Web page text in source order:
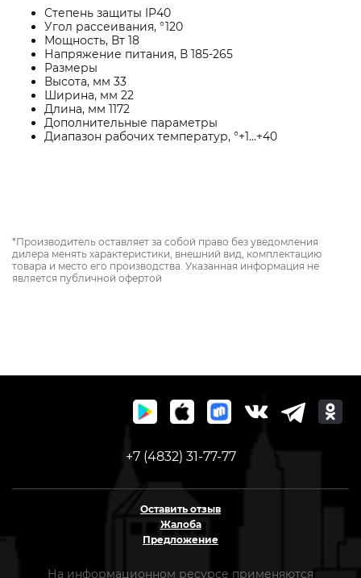
Степень защиты IP40
Угол рассеивания, °120
Мощность, Вт 18
Напряжение питания, В 185-265
Размеры
Высота, мм 33
Ширина, мм 22
Длина, мм 1172
Дополнительные параметры
Диапазон рабочих температур, °+1…+40
*Производитель оставляет за собой право без уведомления
дилера менять характеристики, внешний вид, комплектацию
товара и место его производства. Указанная информация не
является публичной офертой
+7 (4832) 31-77-77
Оставить отзыв
Жалоба
Предложение
На информационном ресурсе применяются